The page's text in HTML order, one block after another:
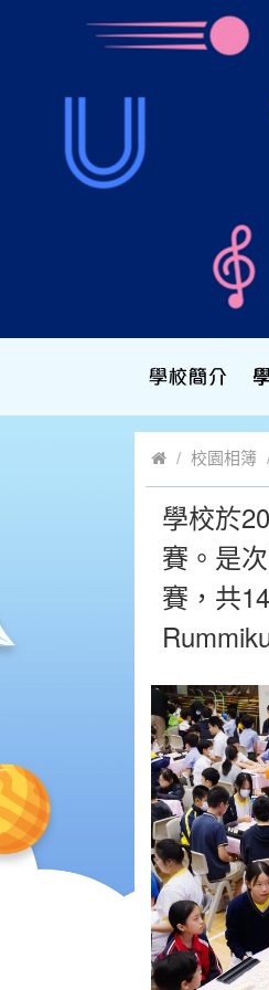
校園相簿
學校於
賽。是
賽，共